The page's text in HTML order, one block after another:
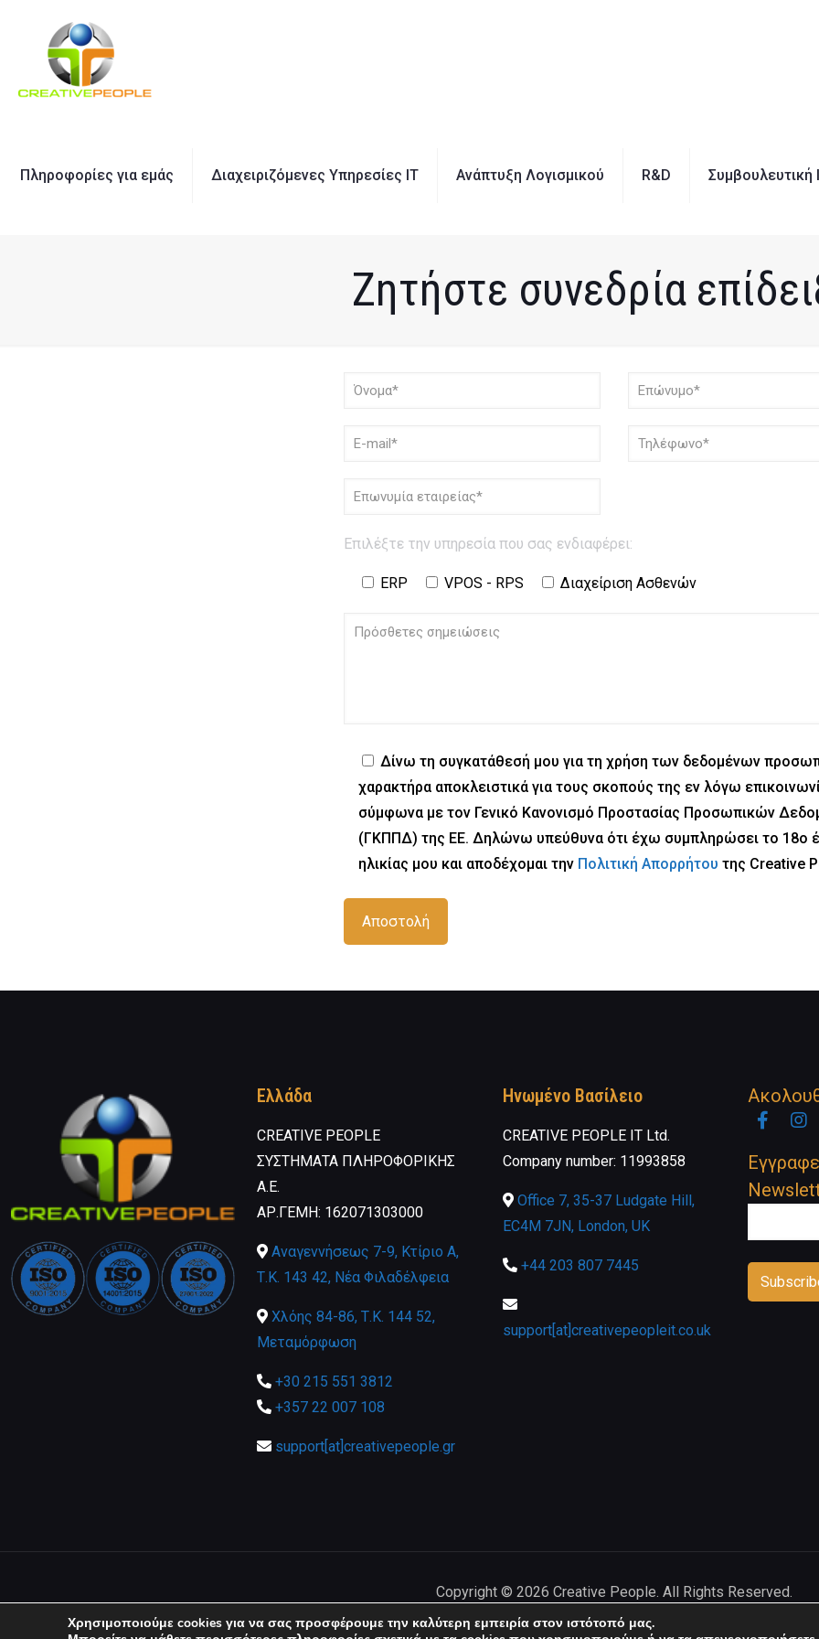
Πληροφορίες για εμάς Διαχειριζόμενες Υπηρεσίες IT Ανάπτυξη Λογισμικού R&D Συμβουλευτική
Ζητήστε συνεδρία
Επιλέξτε την υπηρεσία που σας ενδιαφέρει:
ERP VPOS - RPS Διαχείριση Ασθενών
Δίνω τη συγκατάθεσή μου για τη χρήση των δεδομένων
χαρακτήρα αποκλειστικά για τους σκοπούς της εν λόγω
σύμφωνα με τον Γενικό Κανονισμό Προστασίας Προσωπικών
(ΓΚΠΠΔ) της ΕΕ. Δηλώνω υπεύθυνα ότι έχω συμπληρώσει το 18ο
ηλικίας μου και αποδέχομαι την Πολιτική Απορρήτου της Creative
Ελλάδα
CREATIVE PEOPLE
ΣΥΣΤΗΜΑΤΑ ΠΛΗΡΟΦΟΡΙΚΗΣ
Α.Ε.
ΑΡ.ΓΕΜΗ: 162071303000
Αναγεννήσεως 7-9, Κτίριο Α,
Τ.Κ. 143 42, Νέα Φιλαδέλφεια
Χλόης 84-86, Τ.Κ. 144 52,
Μεταμόρφωση
+30 215 551 3812
+357 22 007 108
support[at]creativepeople.gr
Ηνωμένο Βασίλειο
CREATIVE PEOPLE IT Ltd.
Company number: 11993858
Office 7, 35-37 Ludgate Hill,
EC4M 7JN, London, UK
+44 203 807 7445
support[at]creativepeopleit.co.uk
Newsletter
Copyright © 2026 Creative People. All Rights Reserved.
Χρησιμοποιούμε cookies για να σας προσφέρουμε την καλύτερη εμπειρία στον ιστότοπό μας.